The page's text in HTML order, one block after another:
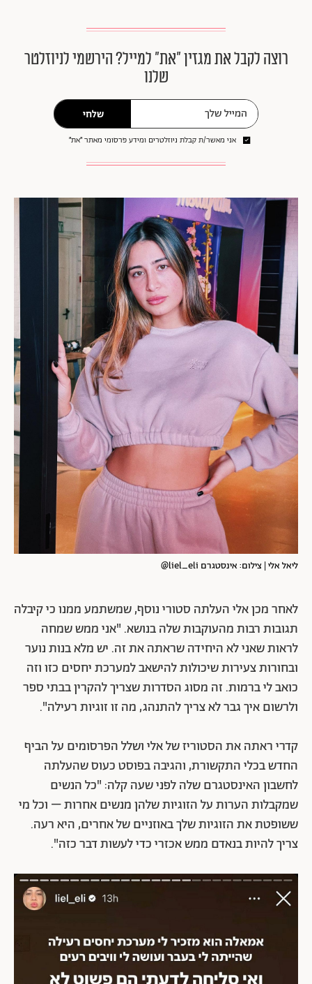
רוצה לקבל את מגזין ״את״ למייל? הירשמי לניוזלטר
שלנו
שלחי
אני מאשר/ת קבלת ניוזלטרים ומידע פרסומי מאתר ״את״
ליאל אלי | צילום: אינסטגרם liel_eli@
לאחר מכן אלי העלתה סטורי נוסף, שמשתמע ממנו כי קיבלה
תגובות רבות מהעוקבות שלה בנושא. "אני ממש שמחה
לראות שאני לא היחידה שראתה את זה. יש מלא בנות נוער
ובחורות צעירות שיכולות להישאב למערכת יחסים כזו וזה
כואב לי ברמות. זה מסוג הסדרות שצריך להקרין בבתי ספר
ולרשום איך גבר לא צריך להתנהג, מה זו זוגיות רעילה".
קדרי ראתה את הסטוריז של אלי ושלל הפרסומים על הביף
החדש בכלי התקשורת, והגיבה בפוסט כעוס שהעלתה
לחשבון האינסטגרם שלה לפני שעה קלה: "כל הנשים
שמקבלות הערות על הזוגיות שלהן מנשים אחרות – וכל מי
ששופטת את הזוגיות שלך באוזניים של אחרים, היא רעה.
צריך להיות בנאדם ממש אכזרי כדי לעשות דבר כזה".